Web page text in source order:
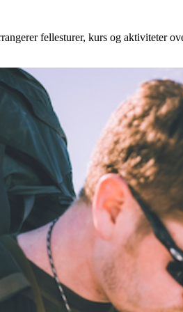
fellesturer, kurs og aktiviteter